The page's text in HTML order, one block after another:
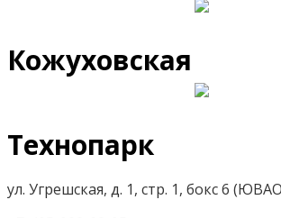
Кожуховская
Технопарк
ул. Угрешская, д. 1, стр. 1, бокс 6